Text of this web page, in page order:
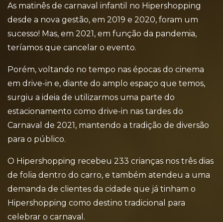
As matinês de carnaval infantil no Hipershopping
desde a nova gestão, em 2019 e 2020, foram um
sucesso! Mas, em 2021, em função da pandemia,
teríamos que cancelar o evento.
Porém, voltando no tempo nas épocas do cinema
em drive-in e, diante do amplo espaço que temos,
surgiu a ideia de utilizarmos uma parte do
estacionamento como drive-in nas tardes do
Carnaval de 2021, mantendo a tradição de diversão
para o público.
O Hipershopping recebeu 233 crianças nos três dias
de folia dentro do carro, e também atendeu a uma
demanda de clientes da cidade que já tinham o
Hipershopping como destino tradicional para
celebrar o carnaval.